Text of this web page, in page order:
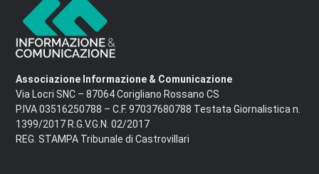
Associazione Informazione & Comunicazione
Via Locri SNC – 87064 Corigliano Rossano CS
P.IVA 03516250788 – C.F. 97037680788 Testata Giornalistica n.
1399/2017 R.G.V.G.N. 02/2017
REG. STAMPA Tribunale di Castrovillari